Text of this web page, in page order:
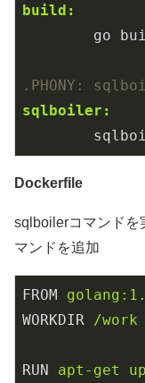
build:
.PHONY :
sqlboiler:
Dockerfile
sqlboilerコマンドを
マンドを追加
FROM
WORKDIR
/work
RUN
apt-get